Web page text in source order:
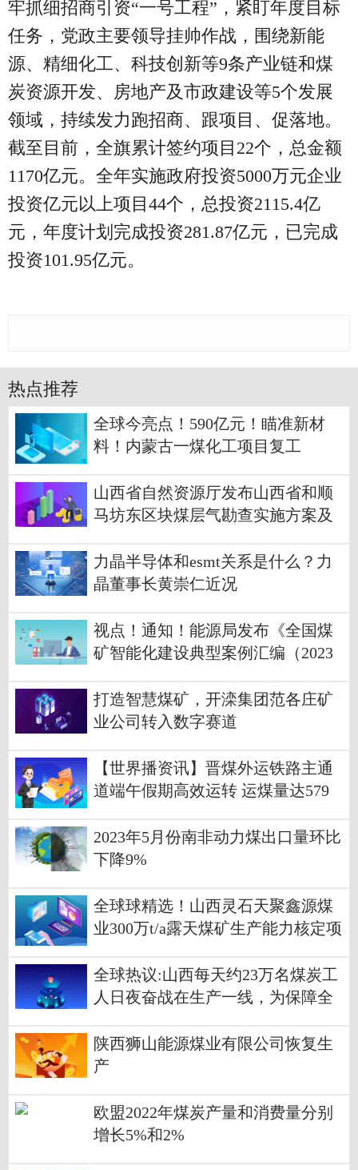
牢抓细招商引资“一号工程”，紧盯年度目标
任务，党政主要领导挂帅作战，围绕新能
源、精细化工、科技创新等9条产业链和煤
炭资源开发、房地产及市政建设等5个发展
领域，持续发力跑招商、跟项目、促落地。
截至目前，全旗累计签约项目22个，总金额
1170亿元。全年实施政府投资5000万元企业
投资亿元以上项目44个，总投资2115.4亿
元，年度计划完成投资281.87亿元，已完成
投资101.95亿元。
热点推荐
全球今亮点！590亿元！瞄准新材
料！内蒙古一煤化工项目复工
山西省自然资源厅发布山西省和顺
马坊东区块煤层气勘查实施方案及
力晶半导体和esmt关系是什么？力
晶董事长黄崇仁近况
视点！通知！能源局发布《全国煤
矿智能化建设典型案例汇编（2023
打造智慧煤矿，开滦集团范各庄矿
业公司转入数字赛道
【世界播资讯】晋煤外运铁路主通
道端午假期高效运转 运煤量达579
2023年5月份南非动力煤出口量环比
下降9%
全球球精选！山西灵石天聚鑫源煤
业300万t/a露天煤矿生产能力核定项
全球热议:山西每天约23万名煤炭工
人日夜奋战在生产一线，为保障全
陕西狮山能源煤业有限公司恢复生
产
欧盟2022年煤炭产量和消费量分别
增长5%和2%